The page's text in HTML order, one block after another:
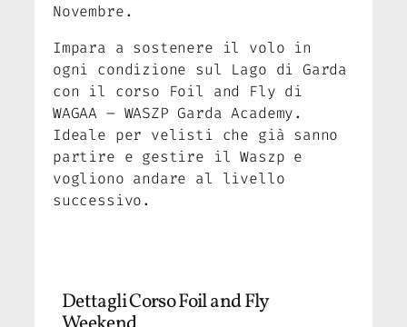
Novembre.
Impara a sostenere il volo in
ogni condizione sul Lago di Garda
con il corso Foil and Fly di
WAGAA – WASZP Garda Academy.
Ideale per velisti che già sanno
partire e gestire il Waszp e
vogliono andare al livello
successivo.
Dettagli Corso Foil and Fly